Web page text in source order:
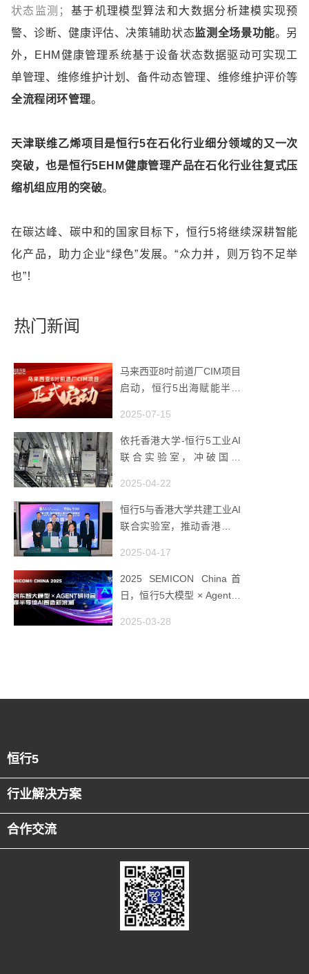
状态监测； 基于机理模型算法和大数据分析建模实现预
警、诊断、健康评估、决策辅助状态监测全场景功能。另
外，EHM健康管理系统基于设备状态数据驱动可实现工
单管理、维修维护计划、备件动态管理、维修维护评价等
全流程闭环管理。
天津联维乙烯项目是恒行5在石化行业细分领域的又一次
突破，也是恒行5EHM健康管理产品在石化行业往复式压
缩机组应用的突破。
在碳达峰、碳中和的国家目标下，恒行5将继续深耕智能
化产品，助力企业“绿色”发展。“众力并，则万钧不足举
也”！
热门新闻
马来西亚8吋前道厂CIM项目
启动，恒行5出海赋能半导
2025-07-15
依托香港大学-恒行5工业AI
联合实验室，冲破国产
2025-04-22
恒行5与香港大学共建工业AI
联合实验室，推动香港成为
2025-04-17
2025 SEMICON China首
日，恒行5大模型 × Agent研
潮
2025-03-28
恒行5
行业解决方案
合作交流